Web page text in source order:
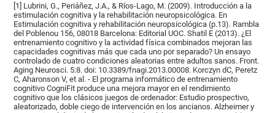
[1] Lubrini, G., Periáñez, J.A., & Ríos-Lago, M. (2009). Introducción a la
estimulación cognitiva y la rehabilitación neuropsicológica. En
Estimulación cognitiva y rehabilitación neuropsicológica (p.13). Rambla
del Poblenou 156, 08018 Barcelona: Editorial UOC. Shatil E (2013). ¿El
entrenamiento cognitivo y la actividad física combinados mejoran las
capacidades cognitivas más que cada uno por separado? Un ensayo
controlado de cuatro condiciones aleatorias entre adultos sanos. Front.
Aging Neurosci. 5:8. doi: 10.3389/fnagi.2013.00008. Korczyn dC, Peretz
C, Aharonson V, et al. - El programa informático de entrenamiento
cognitivo CogniFit produce una mejora mayor en el rendimiento
cognitivo que los clásicos juegos de ordenador: Estudio prospectivo,
aleatorizado, doble ciego de intervención en los ancianos. Alzheimer y